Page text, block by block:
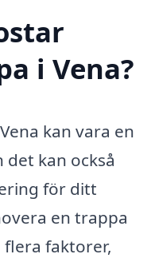
i Vena?
kan vara en
kan också
för ditt
en trappa
faktorer,